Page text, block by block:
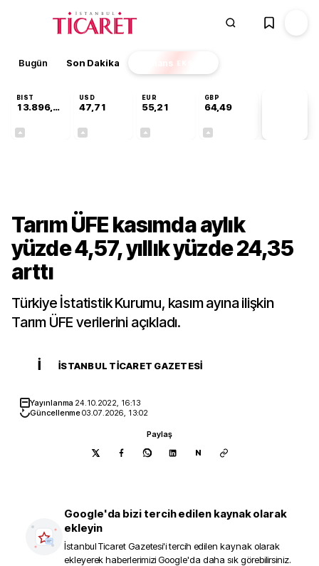
Bugün Son Dakika Finans EKSTRA
BIST
13.896,36
USD
47,71
EUR
55,21
GBP
64,49
Tarım ÜFE kasımda aylık
yüzde 4,57, yıllık yüzde 24,35
arttı
Türkiye İstatistik Kurumu, kasım ayına ilişkin
Tarım ÜFE verilerini açıkladı.
İ İSTANBUL TICARET GAZETESI
Yayınlanma 24.10.2022, 16:13
Güncellenme03.07.2026, 13:02
Paylaş
N
Google'da bizi tercih edilen kaynak olarak
ekleyin
İstanbul Ticaret Gazetesi'i tercih edilen kaynak olarak
ekleyerek haberlerimizi Google'da daha sık görebilirsiniz.